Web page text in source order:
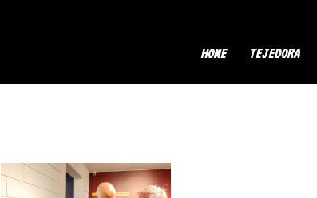
HOME TEJEDORA